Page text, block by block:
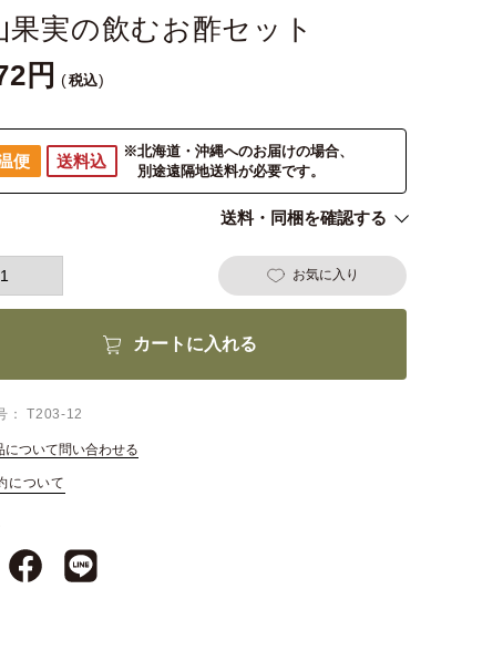
果実の飲むお酢セット
税込
便 送料込
※北海道・沖縄へのお届けの場合、
別途遠隔地送料が必要です。
送料・同梱を確認する
お気に入り
カートに入れる
T203-12
について問い合わせる
について